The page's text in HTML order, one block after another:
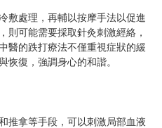
敷處理，再輔以按摩手法以促進
則可能需要採取針灸刺激經絡，
醫的跌打療法不僅重視症狀的緩
恢復，強調身心的和諧。
推拿等手段，可以刺激局部血液